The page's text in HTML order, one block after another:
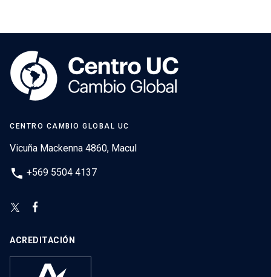
CENTRO CAMBIO GLOBAL UC
Vicuña Mackenna 4860, Macul
phone +569 5504 4137
ACREDITACIÓN